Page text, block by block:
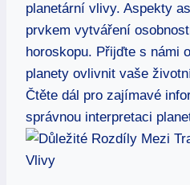
planetární vlivy. Aspekty
prvkem vytváření
horoskopu. Přijďte s námi
planety ovlivnit vaše
Čtěte dál pro zajímavé
správnou interpretaci